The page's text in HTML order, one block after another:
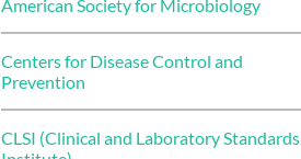
American Society for Microbiology
Centers for Disease Control and
Prevention
CLSI (Clinical and Laboratory Standards